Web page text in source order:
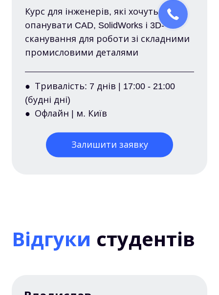
Курс для інженерів, які хочуть
опанувати CAD, SolidWorks і 3D-
сканування для роботи зі складними
промисловими деталями
● Тривалість: 7 днів | 17:00 - 21:00
(будні дні)
● Офлайн | м. Київ
Залишити заявку
Відгуки студентів